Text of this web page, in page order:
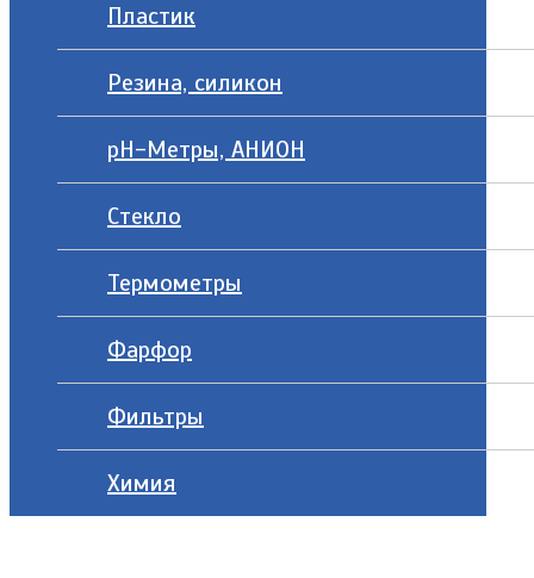
Пластик
Резина, силикон
рН-Метры, АНИОН
Стекло
Термометры
Фарфор
Фильтры
Химия